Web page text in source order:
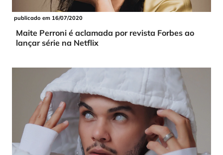
publicado em 16/07/2020
Maite Perroni é aclamada por revista Forbes ao
lançar série na Netflix